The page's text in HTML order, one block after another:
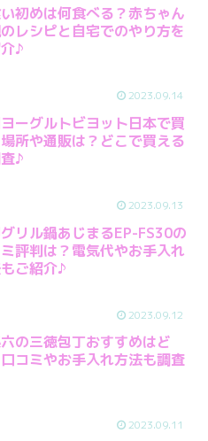
初めは何食べる？赤ちゃん
レシピと自宅でのやり方を
♪
2023.09.14
ーグルトビヨット日本で買
所や通販は？どこで買える
♪
2023.09.13
リル鍋あじまるEP-FS30の
評判は？電気代やお手入れ
ご紹介♪
2023.09.12
の三徳包丁おすすめはど
コミやお手入れ方法も調査
2023.09.11